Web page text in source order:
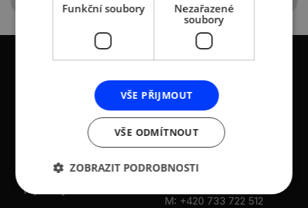
Asociace malých a
živnostníků České
republiky (AMSP ČR)
Sokolovská 100/94
M: +420 733 722 512
Funkční soubory
Nezařazené
soubory
VŠE PŘIJMOUT
VŠE ODMÍTNOUT
ZOBRAZIT PODROBNOSTI